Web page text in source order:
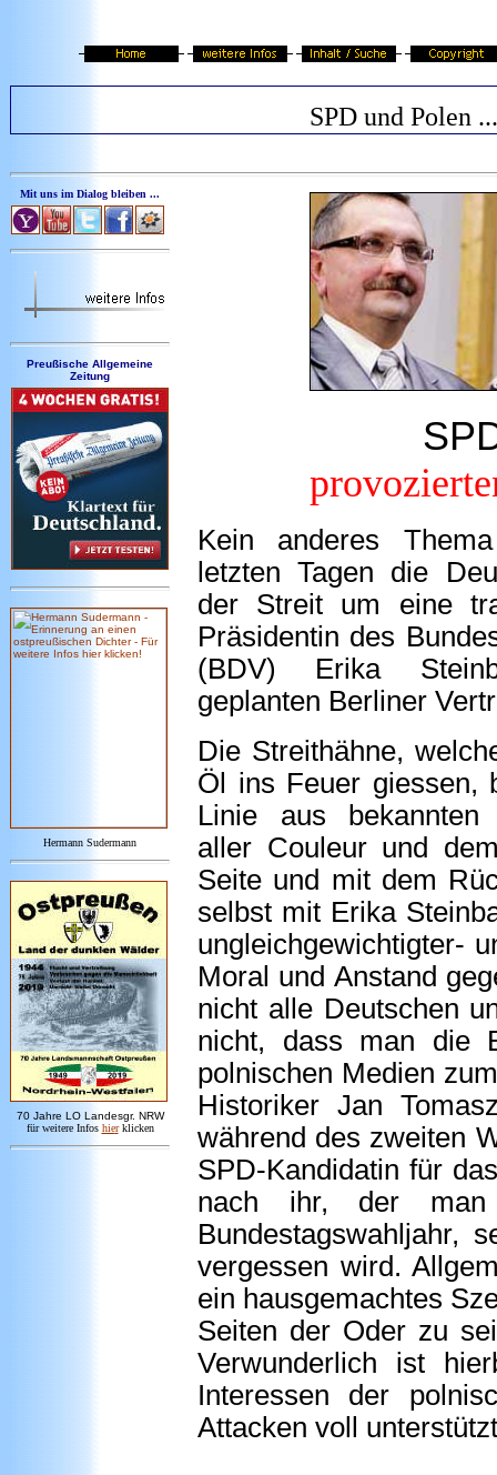
SPD und Polen ...
Mit uns im Dialog bleiben ...
Preußische Allgemeine
Zeitung
Hermann Sudermann
70 Jahre LO Landesgr. NRW
für weitere Infos hier klicken
Kein anderes
letzten Tagen die
der Streit um eine
Präsidentin des
(BDV) Erika
geplanten Berliner
Die Streithähne,
Öl ins Feuer giessen,
Linie aus bekannten
aller Couleur und
Seite und mit dem
selbst mit Erika
ungleichgewichtigter-
Moral und Anstand
nicht alle Deutschen
nicht, dass man die
polnischen Medien
Historiker Jan
während des zweiten
SPD-Kandidatin für
nach ihr, der man
Bundestagswahljahr,
vergessen wird.
ein hausgemachtes
Seiten der Oder zu
Verwunderlich ist
Interessen der
Attacken voll